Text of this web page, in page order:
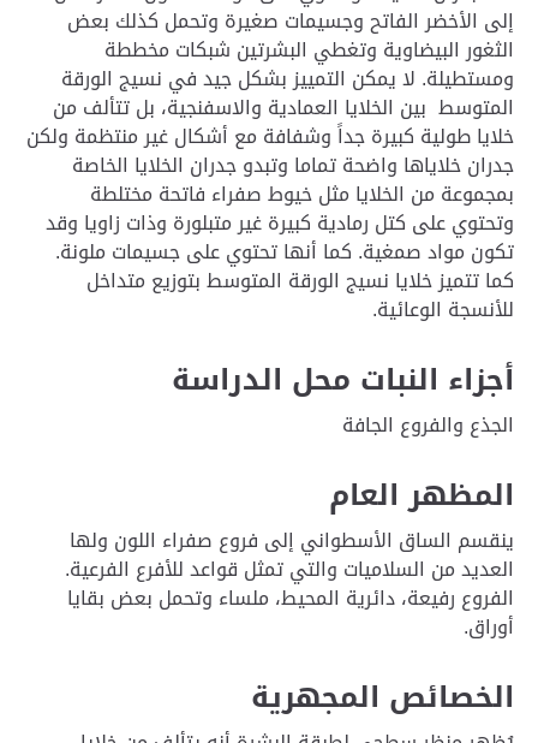
إلى الأخضر الفاتح وجسيمات صغيرة وتحمل كذلك بعض
الثغور البيضاوية وتغطي البشرتين شبكات مخططة
ومستطيلة. لا يمكن التمييز بشكل جيد في نسيج الورقة
المتوسط بين الخلايا العمادية والاسفنجية، بل تتألف من
خلايا طولية كبيرة جداً وشفافة مع أشكال غير منتظمة ولكن
جدران خلاياها واضحة تماما وتبدو جدران الخلايا الخاصة
بمجموعة من الخلايا مثل خيوط صفراء فاتحة مختلطة
وتحتوي على كتل رمادية كبيرة غير متبلورة وذات زاويا وقد
تكون مواد صمغية. كما أنها تحتوي على جسيمات ملونة.
كما تتميز خلايا نسيج الورقة المتوسط بتوزيع متداخل
للأنسجة الوعائية.
أجزاء النبات محل الدراسة
الجذع والفروع الجافة
المظهر العام
ينقسم الساق الأسطواني إلى فروع صفراء اللون ولها
العديد من السلاميات والتي تمثل قواعد للأفرع الفرعية.
الفروع رفيعة، دائرية المحيط، ملساء وتحمل بعض بقايا
أوراق.
الخصائص المجهرية